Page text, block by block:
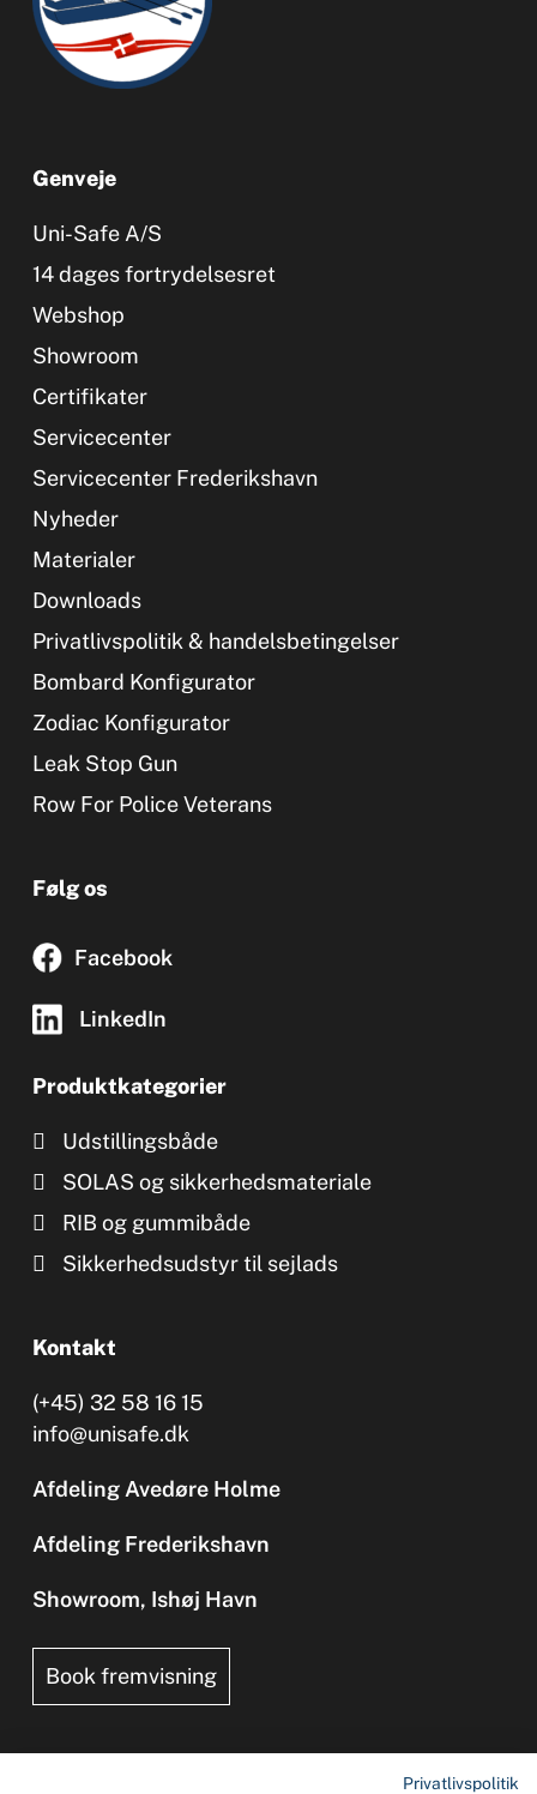
Genveje
Uni-Safe A/S
14 dages fortrydelsesret
Webshop
Showroom
Certifikater
Servicecenter
Servicecenter Frederikshavn
Nyheder
Materialer
Downloads
Privatlivspolitik & handelsbetingelser
Bombard Konfigurator
Zodiac Konfigurator
Leak Stop Gun
Row For Police Veterans
Følg os
Facebook
LinkedIn
Produktkategorier
Udstillingsbåde
SOLAS og sikkerhedsmateriale
RIB og gummibåde
Sikkerhedsudstyr til sejlads
Kontakt
(+45) 32 58 16 15
info@unisafe.dk
Afdeling Avedøre Holme
Afdeling Frederikshavn
Showroom, Ishøj Havn
Book fremvisning
Privatlivspolitik